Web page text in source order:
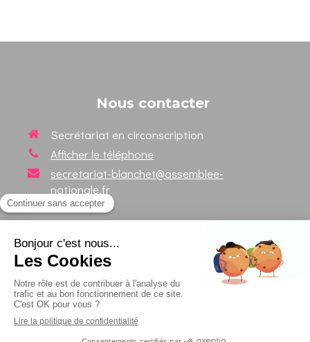
Nous contacter
Secrétariat en circonscription
Afficher le téléphone
secretariat-blanchet@assemblee-
nationale.fr
Suivez votre Député sur les
réseaux sociaux